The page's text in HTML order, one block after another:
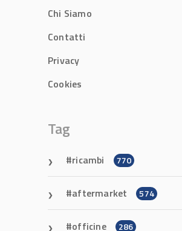
Chi Siamo
Contatti
Privacy
Cookies
Tag
ricambi 770
aftermarket 574
officine 286